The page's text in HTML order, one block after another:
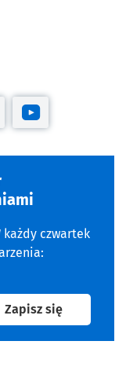
w nowej karcie
się w nowej
Otwiera się w
każdy czwartek
Zapisz sięna